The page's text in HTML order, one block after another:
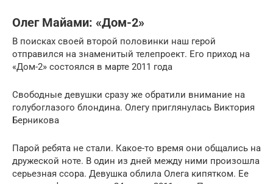
Олег Майами: «Дом-2»
В поисках своей второй половинки наш герой
отправился на знаменитый телепроект. Его приход на
«Дом-2» состоялся в марте 2011 года
Свободные девушки сразу же обратили внимание на
голубоглазого блондина. Олегу приглянулась Виктория
Берникова
Парой ребята не стали. Какое-то время они общались на
дружеской ноте. В один из дней между ними произошла
серьезная ссора. Девушка облила Олега кипятком. Ее